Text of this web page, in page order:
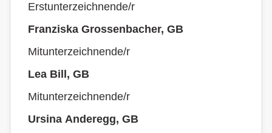
Erstunterzeichnende/r
Franziska Grossenbacher, GB
Mitunterzeichnende/r
Lea Bill, GB
Mitunterzeichnende/r
Ursina Anderegg, GB